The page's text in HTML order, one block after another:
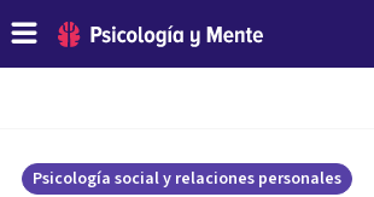
Psicología social y relaciones personales